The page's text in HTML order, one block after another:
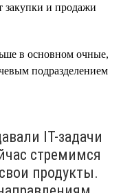
закупки и продажи
в основном очные,
подразделением
IT-задачи
стремимся
продукты.